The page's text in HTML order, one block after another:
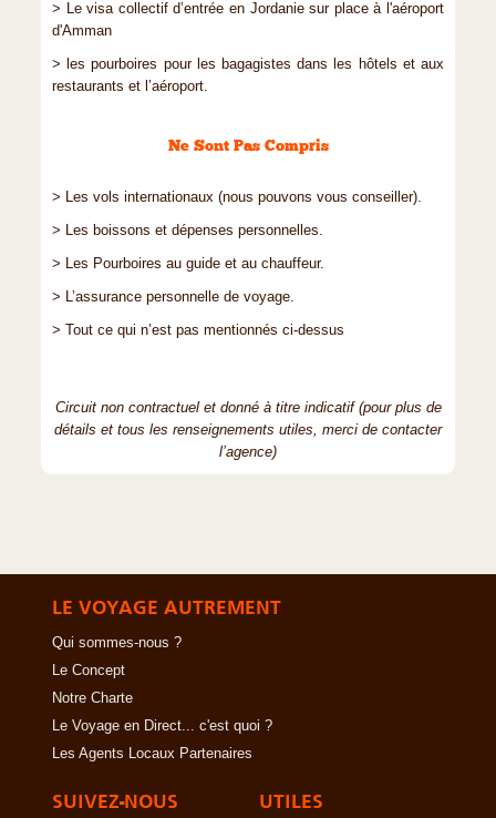
> Le visa collectif d’entrée en Jordanie sur place à l'aéroport
d'Amman
> les pourboires pour les bagagistes dans les hôtels et aux
restaurants et l’aéroport.
Ne Sont Pas Compris
> Les vols internationaux (nous pouvons vous conseiller).
> Les boissons et dépenses personnelles.
> Les Pourboires au guide et au chauffeur.
> L’assurance personnelle de voyage.
> Tout ce qui n’est pas mentionnés ci-dessus
Circuit non contractuel et donné à titre indicatif (pour plus de
détails et tous les renseignements utiles, merci de contacter
l’agence)
LE VOYAGE AUTREMENT
Qui sommes-nous ?
Le Concept
Notre Charte
Le Voyage en Direct... c'est quoi ?
Les Agents Locaux Partenaires
SUIVEZ-NOUS UTILES